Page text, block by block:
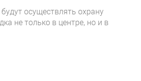
осуществлять охрану
не только в центре, но и в